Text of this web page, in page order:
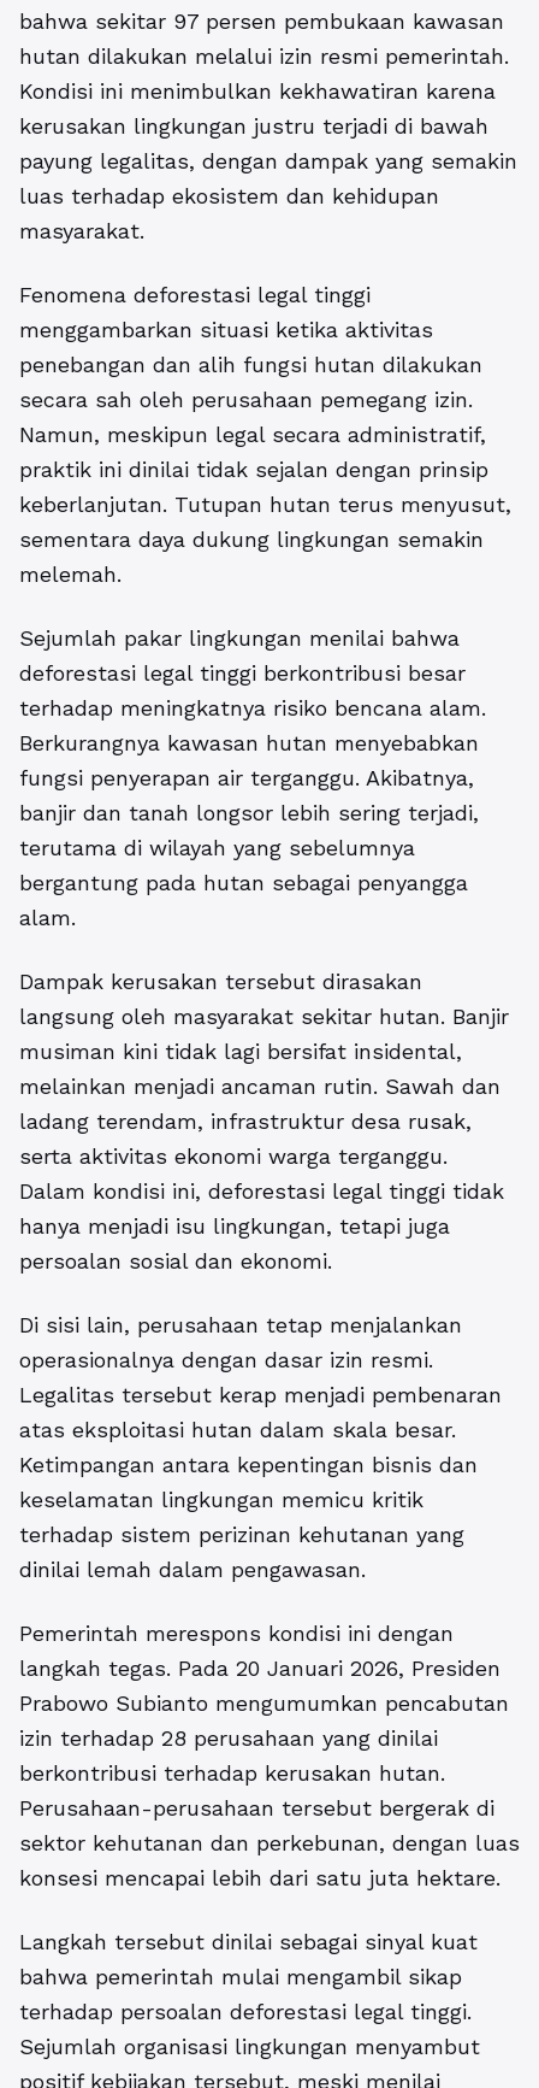
bahwa sekitar 97 persen pembukaan kawasan
hutan dilakukan melalui izin resmi pemerintah.
Kondisi ini menimbulkan kekhawatiran karena
kerusakan lingkungan justru terjadi di bawah
payung legalitas, dengan dampak yang semakin
luas terhadap ekosistem dan kehidupan
masyarakat.
Fenomena deforestasi legal tinggi
menggambarkan situasi ketika aktivitas
penebangan dan alih fungsi hutan dilakukan
secara sah oleh perusahaan pemegang izin.
Namun, meskipun legal secara administratif,
praktik ini dinilai tidak sejalan dengan prinsip
keberlanjutan. Tutupan hutan terus menyusut,
sementara daya dukung lingkungan semakin
melemah.
Sejumlah pakar lingkungan menilai bahwa
deforestasi legal tinggi berkontribusi besar
terhadap meningkatnya risiko bencana alam.
Berkurangnya kawasan hutan menyebabkan
fungsi penyerapan air terganggu. Akibatnya,
banjir dan tanah longsor lebih sering terjadi,
terutama di wilayah yang sebelumnya
bergantung pada hutan sebagai penyangga
alam.
Dampak kerusakan tersebut dirasakan
langsung oleh masyarakat sekitar hutan. Banjir
musiman kini tidak lagi bersifat insidental,
melainkan menjadi ancaman rutin. Sawah dan
ladang terendam, infrastruktur desa rusak,
serta aktivitas ekonomi warga terganggu.
Dalam kondisi ini, deforestasi legal tinggi tidak
hanya menjadi isu lingkungan, tetapi juga
persoalan sosial dan ekonomi.
Di sisi lain, perusahaan tetap menjalankan
operasionalnya dengan dasar izin resmi.
Legalitas tersebut kerap menjadi pembenaran
atas eksploitasi hutan dalam skala besar.
Ketimpangan antara kepentingan bisnis dan
keselamatan lingkungan memicu kritik
terhadap sistem perizinan kehutanan yang
dinilai lemah dalam pengawasan.
Pemerintah merespons kondisi ini dengan
langkah tegas. Pada 20 Januari 2026, Presiden
Prabowo Subianto mengumumkan pencabutan
izin terhadap 28 perusahaan yang dinilai
berkontribusi terhadap kerusakan hutan.
Perusahaan-perusahaan tersebut bergerak di
sektor kehutanan dan perkebunan, dengan luas
konsesi mencapai lebih dari satu juta hektare.
Langkah tersebut dinilai sebagai sinyal kuat
bahwa pemerintah mulai mengambil sikap
terhadap persoalan deforestasi legal tinggi.
Sejumlah organisasi lingkungan menyambut
positif kebijakan tersebut, meski menilai